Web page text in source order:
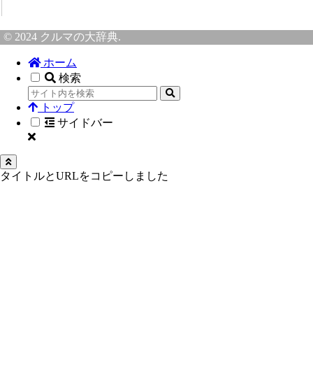
© 2024 クルマの大辞典.
ホーム
検索
トップ
サイドバー
タイトルとURLをコピーしました